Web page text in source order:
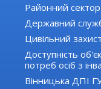
Районний
Державний
Цивільний захист
Доступність
потреб осіб з
Вінницька ДПІ